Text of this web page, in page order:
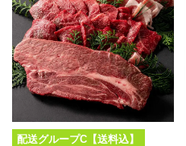
配送グループC【送料込】